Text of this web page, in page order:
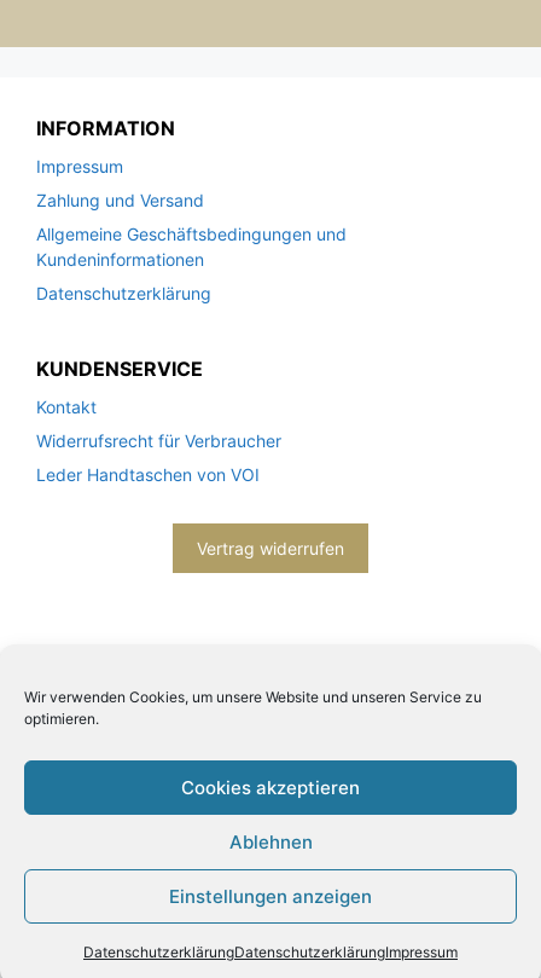
Wir verwenden Cookies, um unsere Website und unseren Service zu
optimieren.
Cookies akzeptieren
Ablehnen
Einstellungen anzeigen
DatenschutzerklärungDatenschutzerklärungImpressum
INFORMATION
Impressum
Zahlung und Versand
Allgemeine Geschäftsbedingungen und
Kundeninformationen
Datenschutzerklärung
KUNDENSERVICE
Kontakt
Widerrufsrecht für Verbraucher
Leder Handtaschen von VOI
Vertrag widerrufen
2026© Engels mode schmuck -Datenschutzerklärung
Impressum- Bitte beachten Sie unsere
Produkt zum Warenkorb hinzugefügt.
0 Artikel -0,00€